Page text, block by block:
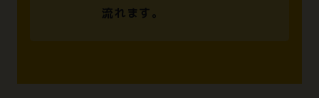
流れます。